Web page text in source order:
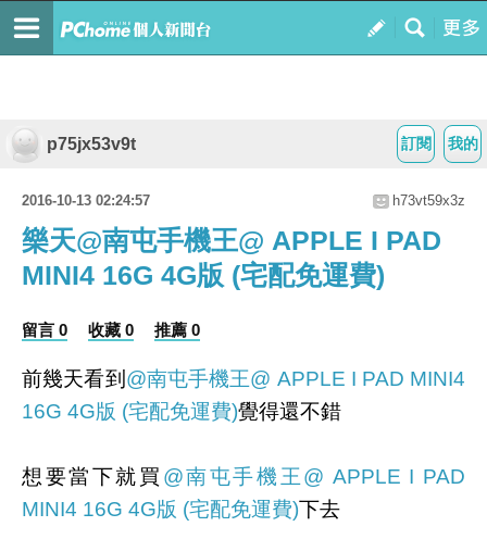
我的
訂閱
p75jx53v9t
2016-10-13 02:24:57 h73vt59x3z
樂天@南屯手機王@ APPLE I PAD
MINI4 16G 4G版 (宅配免運費)
留言 0 收藏 0 推薦 0
前幾天看到 @南屯手機王@ APPLE I PAD MINI4
16G 4G版 (宅配免運費)覺得還不錯
想要當下就買 @南屯手機王@ APPLE I PAD
MINI4 16G 4G版 (宅配免運費)下去